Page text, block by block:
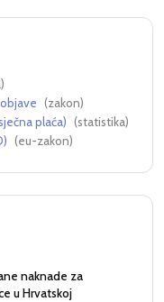
)
(zakon)
plaća) (statistika)
(eu-zakon)
naknade za
u Hrvatskoj